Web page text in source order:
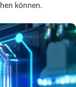
können.